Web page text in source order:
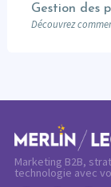
Marketing B2B,
technologie avec